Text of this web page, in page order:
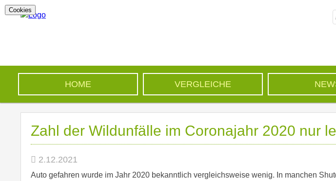
HOME VERGLEICHE
Zahl der Wildunfälle im Coronajahr 2020 nur
2.12.2021
Auto gefahren wurde im Jahr 2020 bekanntlich vergleichsweise wenig. In manchen
Cookies